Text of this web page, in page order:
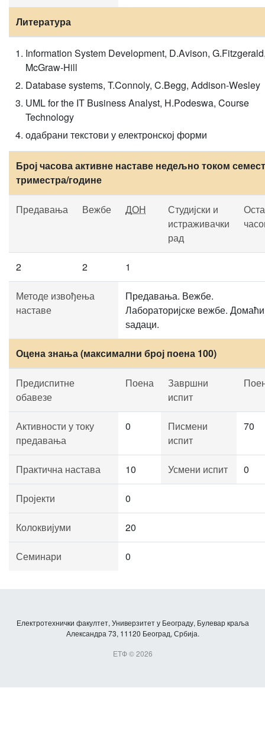
Литература
Information System Development, D.Avison,
McGraw-Hill
Database systems, T.Connoly, C.Begg, Addison-Wesley
UML for the IT Business Analyst, H.Podeswa, Course
Technology
одабрани текстови у електронској форми
Број часова активне наставе недељно током
триместра/године
Предавања Вежбе ДОН
Студијски и
истраживачки
рад
2 2 1
Методе извођења
наставе
Предавања. Вежбе.
Лабораторијске вежбе. Домаћи
ѕадаци.
Оцена знања (максимални број поена 100)
Предиспитне
обавезе
Поена
Завршни
испит
Активности у току
предавања
0
Писмени
испит
70
Практична настава 10 Усмени испит 0
Пројекти 0
Колоквијуми 20
Семинари 0
Електротехнички факултет, Универзитет у Београду, Булевар краља
Александра 73, 11120 Београд, Србија.
ЕТФ © 2026